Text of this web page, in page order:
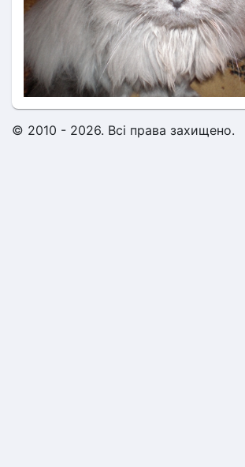
© 2010 - 2026. Всі права захищено.